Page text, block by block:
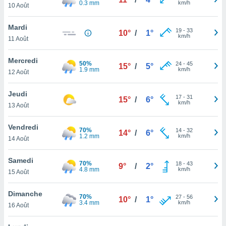
au
vous
de
ou
de
le
ainsi
un
la
du
10 Août
0.3 mm
km/h
Mardi
11 Août
10° / 1° 19- 33
km/h
Mercredi
12 Août
50%
1.9 mm
15° / 5° 24- 45
km/h
Jeudi
13 Août
15° / 6° 17- 31
km/h
Vendredi
14 Août
70%
1.2 mm
14° / 6° 14- 32
km/h
Samedi
15 Août
70%
4.8 mm
9° / 2° 18- 43
km/h
Dimanche
16 Août
70%
3.4 mm
10° / 1° 27- 56
km/h